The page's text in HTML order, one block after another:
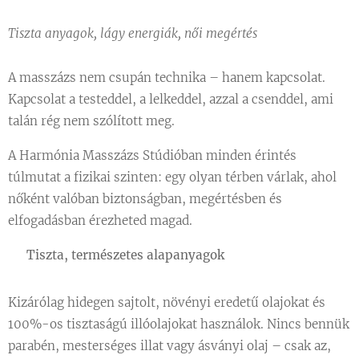
Tiszta anyagok, lágy energiák, női megértés
A masszázs nem csupán technika – hanem kapcsolat.
Kapcsolat a testeddel, a lelkeddel, azzal a csenddel, ami
talán rég nem szólított meg.
A Harmónia Masszázs Stúdióban minden érintés
túlmutat a fizikai szinten: egy olyan térben várlak, ahol
nőként valóban biztonságban, megértésben és
elfogadásban érezheted magad.
Tiszta, természetes alapanyagok
Kizárólag hidegen sajtolt, növényi eredetű olajokat és
100%-os tisztaságú illóolajokat használok. Nincs bennük
parabén, mesterséges illat vagy ásványi olaj – csak az,